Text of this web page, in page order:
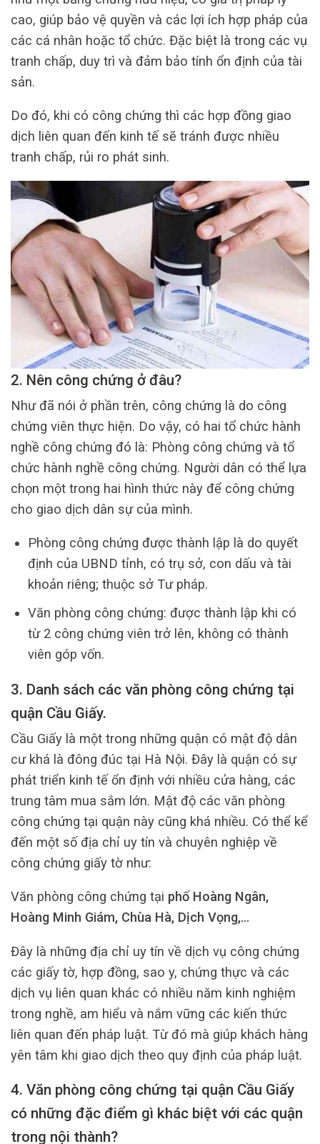
cao, giúp bảo vệ quyền và các lợi ích hợp pháp của
các cá nhân hoặc tổ chức. Đặc biệt là trong các vụ
tranh chấp, duy trì và đảm bảo tính ổn định của tài
sản.
Do đó, khi có công chứng thì các hợp đồng giao
dịch liên quan đến kinh tế sẽ tránh được nhiều
tranh chấp, rủi ro phát sinh.
2. Nên công chứng ở đâu?
Như đã nói ở phần trên, công chứng là do công
chứng viên thực hiện. Do vậy, có hai tổ chức hành
nghề công chứng đó là: Phòng công chứng và tổ
chức hành nghề công chứng. Người dân có thể lựa
chọn một trong hai hình thức này để công chứng
cho giao dịch dân sự của mình.
Phòng công chứng được thành lập là do quyết
định của UBND tỉnh, có trụ sở, con dấu và tài
khoản riêng; thuộc sở Tư pháp.
Văn phòng công chứng: được thành lập khi có
từ 2 công chứng viên trở lên, không có thành
viên góp vốn.
3. Danh sách các văn phòng công chứng tại
quận Cầu Giấy.
Cầu Giấy là một trong những quận có mật độ dân
cư khá là đông đúc tại Hà Nội. Đây là quận có sự
phát triển kinh tế ổn định với nhiều cửa hàng, các
trung tâm mua sắm lớn. Mật độ các văn phòng
công chứng tại quận này cũng khá nhiều. Có thể kể
đến một số địa chỉ uy tín và chuyên nghiệp về
công chứng giấy tờ như:
Văn phòng công chứng tại phố Hoàng Ngân,
Hoàng Minh Giám, Chùa Hà, Dịch Vọng,…
Đây là những địa chỉ uy tín về dịch vụ công chứng
các giấy tờ, hợp đồng, sao y, chứng thực và các
dịch vụ liên quan khác có nhiều năm kinh nghiệm
trong nghề, am hiểu và nắm vững các kiến thức
liên quan đến pháp luật. Từ đó mà giúp khách hàng
yên tâm khi giao dịch theo quy định của pháp luật.
4. Văn phòng công chứng tại quận Cầu Giấy
có những đặc điểm gì khác biệt với các quận
trong nội thành?